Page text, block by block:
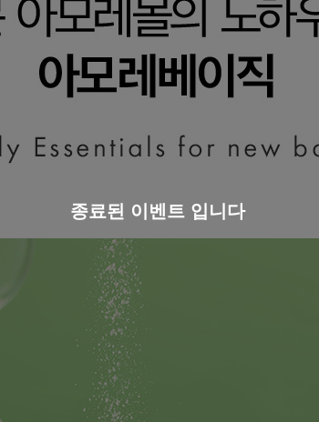
종료된 이벤트 입니다